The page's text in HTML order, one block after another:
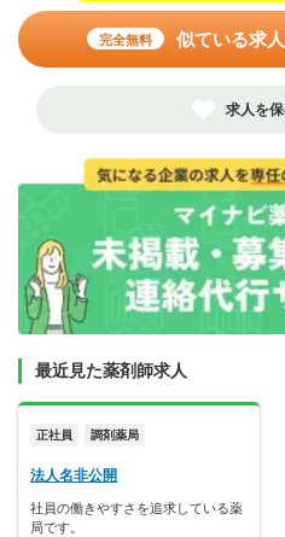
完全無料 似ている求
求人を
最近見た薬剤師求人
正社員 調剤薬局
法人名非公開
社員の働きやすさを追求している薬
局です。